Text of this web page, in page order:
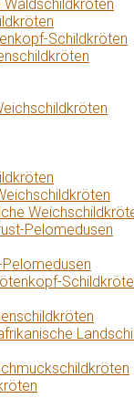
Schildkröten
Pelomedusen